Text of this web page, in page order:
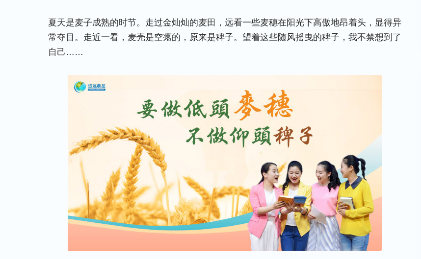
夏天是麦子成熟的时节。走过金灿灿的麦田，远看一些麦穗在阳光下高傲地昂着头，显得异
常夺目。走近一看，麦壳是空瘪的，原来是稗子。望着这些随风摇曳的稗子，我不禁想到了
自己……